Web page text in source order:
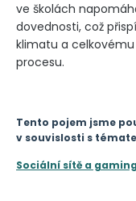
Tento pojem jsme
v souvislosti s
Sociální sítě a gaming
ve školách
dovednosti, což
klimatu a
procesu.